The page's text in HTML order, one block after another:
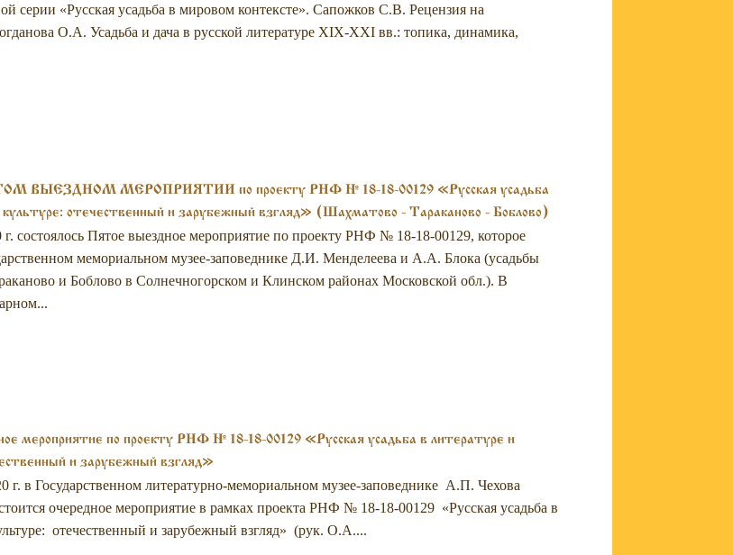
серии «Русская усадьба в мировом контексте». Сапожков С.В. Рецензия на
О.А. Усадьба и дача в русской литературе XIX-XXI вв.: топика, динамика,
ВЫЕЗДНОМ МЕРОПРИЯТИИ по проекту РНФ № 18-18-00129 «Русская усадьба
культуре: отечественный и зарубежный взгляд» (Шахматово - Тараканово - Боблово)
г. состоялось Пятое выездное мероприятие по проекту РНФ № 18-18-00129, которое
мемориальном музее-заповеднике Д.И. Менделеева и А.А. Блока (усадьбы
и Боблово в Солнечногорском и Клинском районах Московской обл.). В
мероприятие по проекту РНФ № 18-18-00129 «Русская усадьба в литературе и
и зарубежный взгляд»
г. в Государственном литературно-мемориальном музее-заповеднике А.П. Чехова
очередное мероприятие в рамках проекта РНФ № 18-18-00129 «Русская усадьба в
отечественный и зарубежный взгляд» (рук. О.А....